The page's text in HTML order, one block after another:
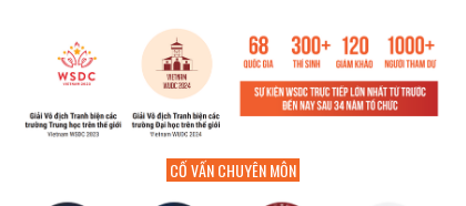
CỐ VẤN CHUYÊN MÔN